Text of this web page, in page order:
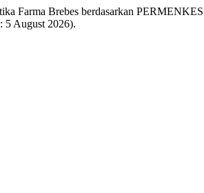
Farma Brebes berdasarkan
5 August 2026).